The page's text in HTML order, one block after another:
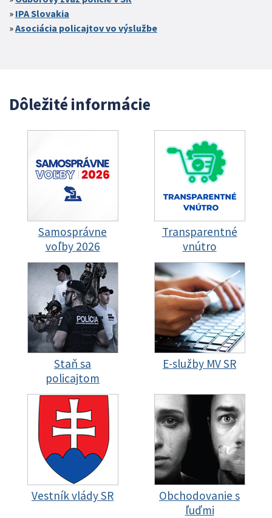
IPA Slovakia
Asociácia policajtov vo výslužbe
Dôležité informácie
Samosprávne
voľby 2026
Transparentné
vnútro
Staň sa
policajtom
E-služby MV SR
Vestník vlády SR
Obchodovanie s
ľuďmi